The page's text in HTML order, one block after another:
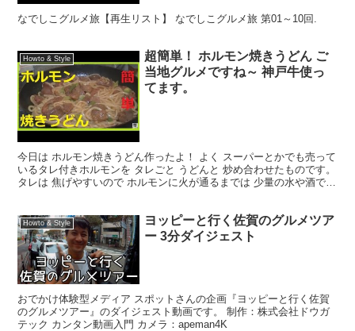
なでしこグルメ旅【再生リスト】 なでしこグルメ旅 第01～10回.
Howto & Style
超簡単！ ホルモン焼きうどん ご
当地グルメですね～ 神戸牛使っ
てます。
今日は ホルモン焼きうどん作ったよ！ よく スーパーとかでも売って
いるタレ付きホルモンを タレごと うどんと 炒め合わせたものです。
タレは 焦げやすいので ホルモンに火が通るまでは 少量の水や酒で
Howto & Style
ヨッピーと行く佐賀のグルメツア
ー 3分ダイジェスト
おでかけ体験型メディア スポットさんの企画『ヨッピーと行く佐賀
のグルメツアー』のダイジェスト動画です。 制作：株式会社ドウガ
テック カンタン動画入門 カメラ：apeman4K